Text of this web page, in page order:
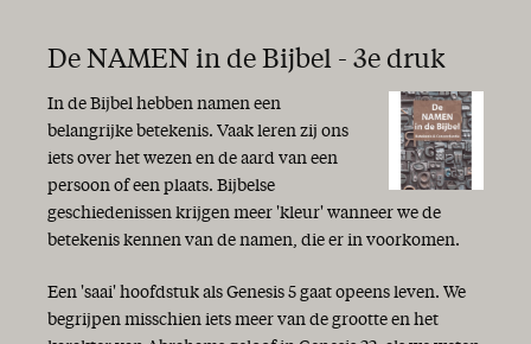
De NAMEN in de Bijbel - 3e druk
In de Bijbel hebben namen een
belangrijke betekenis. Vaak leren zij ons
iets over het wezen en de aard van een
persoon of een plaats. Bijbelse
geschiedenissen krijgen meer 'kleur' wanneer we de
betekenis kennen van de namen, die er in voorkomen.
Een 'saai' hoofdstuk als Genesis 5 gaat opeens leven. We
begrijpen misschien iets meer van de grootte en het